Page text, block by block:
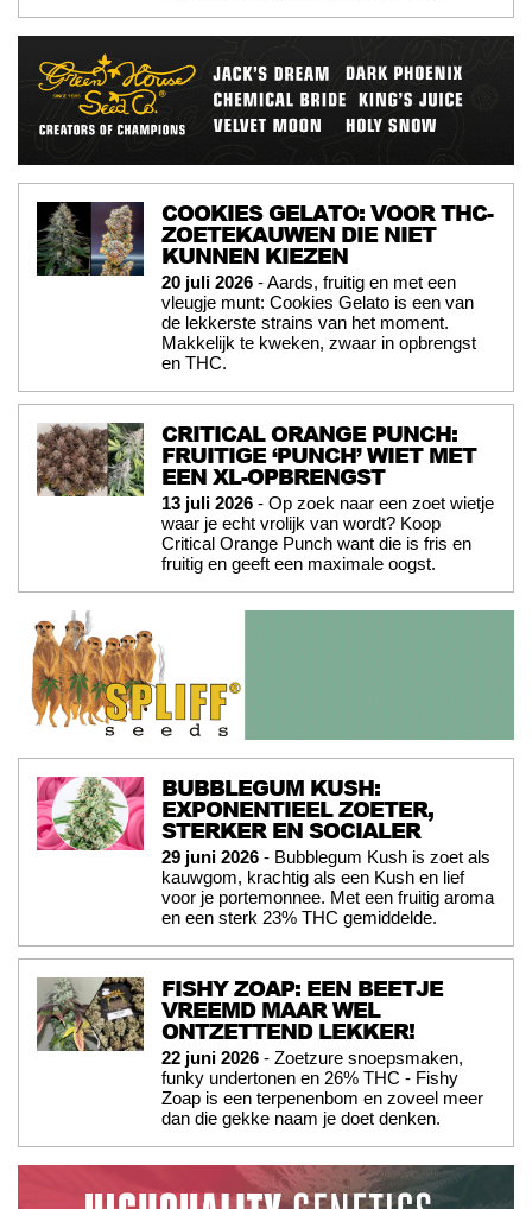
COOKIES GELATO: VOOR THC-
ZOETEKAUWEN DIE NIET
KUNNEN KIEZEN
20 juli 2026 - Aards, fruitig en met een
vleugje munt: Cookies Gelato is een van
de lekkerste strains van het moment.
Makkelijk te kweken, zwaar in opbrengst
en THC.
CRITICAL ORANGE PUNCH:
FRUITIGE ‘PUNCH’ WIET MET
EEN XL-OPBRENGST
13 juli 2026 - Op zoek naar een zoet wietje
waar je echt vrolijk van wordt? Koop
Critical Orange Punch want die is fris en
fruitig en geeft een maximale oogst.
BUBBLEGUM KUSH:
EXPONENTIEEL ZOETER,
STERKER EN SOCIALER
29 juni 2026 - Bubblegum Kush is zoet als
kauwgom, krachtig als een Kush en lief
voor je portemonnee. Met een fruitig aroma
en een sterk 23% THC gemiddelde.
FISHY ZOAP: EEN BEETJE
VREEMD MAAR WEL
ONTZETTEND LEKKER!
22 juni 2026 - Zoetzure snoepsmaken,
funky undertonen en 26% THC - Fishy
Zoap is een terpenenbom en zoveel meer
dan die gekke naam je doet denken.